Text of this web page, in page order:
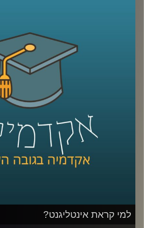
אפשר לעשות עם זה? דוקטור
חוקרת פילוסופיה של מוסר,
מוסריות הקשורות בהשפעתה
האמפתיה בין בני האדם
היחסים בין אדם לחברו.
.
קרדיט תמונות:AudioVersity
למי קראת אינטליגנט?